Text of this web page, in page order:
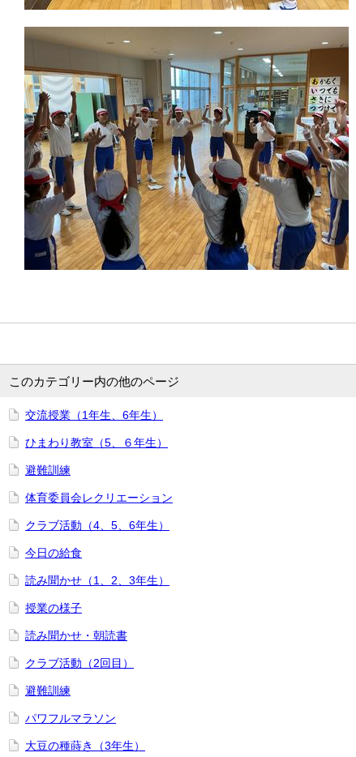
このカテゴリー内の他のページ
交流授業（1年生、6年生）
ひまわり教室（5、６年生）
避難訓練
体育委員会レクリエーション
クラブ活動（4、5、6年生）
今日の給食
読み聞かせ（1、2、3年生）
授業の様子
読み聞かせ・朝読書
クラブ活動（2回目）
避難訓練
パワフルマラソン
大豆の種蒔き（3年生）